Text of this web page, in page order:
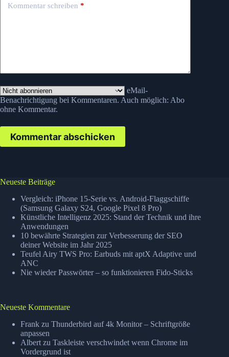
Kommentar schreiben *
eMail-
Benachrichtigung bei Kommentaren. Auch möglich: Abo
ohne Kommentar.
Kommentar abschicken
Neueste Beiträge
Vergleich: iPhone 15-Serie vs. Android-Flaggschiffe
(Samsung Galaxy S24, Google Pixel 8 Pro)
Künstliche Intelligenz 2025: Stand der Technik und ihre
Anwendungen
10 bewährte Strategien zur Verbesserung der SEO
deiner Website im Jahr 2025
Teufel Airy TWS Pro: Earbuds mit aptX Adaptive und
ANC
Nie wieder Passwörter – so funktionieren Fido-Sticks
Neueste Kommentare
Frank zu Thunderbird auf 4k Monitor – Schriftgröße
anpassen
Albert zu Taskleiste verschwindet wenn Chrome im
Vordergrund ist